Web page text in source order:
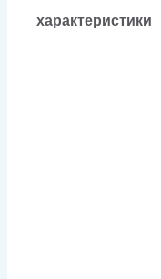
характеристики